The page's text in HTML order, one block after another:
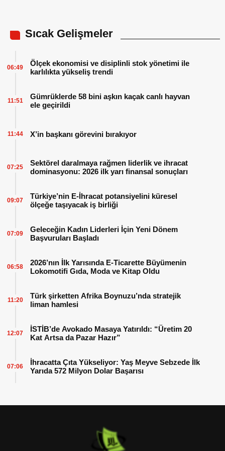
Sıcak Gelişmeler
Ölçek ekonomisi ve disiplinli stok yönetimi ile
karlılıkta yükseliş trendi
06:49
Gümrüklerde 58 bini aşkın kaçak canlı hayvan
ele geçirildi
11:51
X’in başkanı görevini bırakıyor
11:44
Sektörel daralmaya rağmen liderlik ve ihracat
dominasyonu: 2026 ilk yarı finansal sonuçları
07:25
Türkiye’nin E-İhracat potansiyelini küresel
ölçeğe taşıyacak iş birliği
09:07
Geleceğin Kadın Liderleri İçin Yeni Dönem
Başvuruları Başladı
07:09
2026’nın İlk Yarısında E-Ticarette Büyümenin
Lokomotifi Gıda, Moda ve Kitap Oldu
06:58
Türk şirketten Afrika Boynuzu’nda stratejik
liman hamlesi
11:20
İSTİB’de Avokado Masaya Yatırıldı: “Üretim 20
Kat Artsa da Pazar Hazır”
12:07
İhracatta Çıta Yükseliyor: Yaş Meyve Sebzede İlk
Yarıda 572 Milyon Dolar Başarısı
07:06